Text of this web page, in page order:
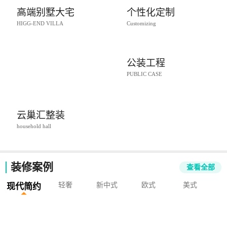
高端别墅大宅
HIGG-END VILLA
个性化定制
Customizing
公装工程
PUBLIC CASE
云巢汇整装
household hall
装修案例 查看全部
现代简约 轻奢 新中式 欧式 美式